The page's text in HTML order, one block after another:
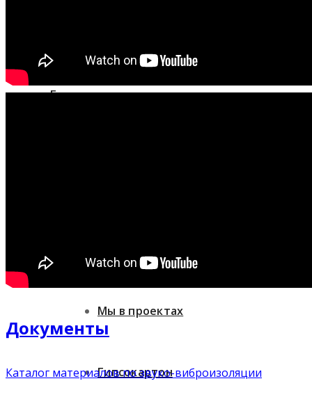
Гипсокартон
ЗИПС
Мы в проектах
Гипсокартон
Документы
Каталог материалов по звуко-виброизоляции